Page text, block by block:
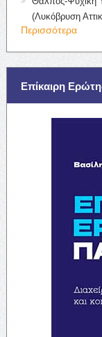
(Λυκόβρυση
Περισσότερα
Επίκαιρη